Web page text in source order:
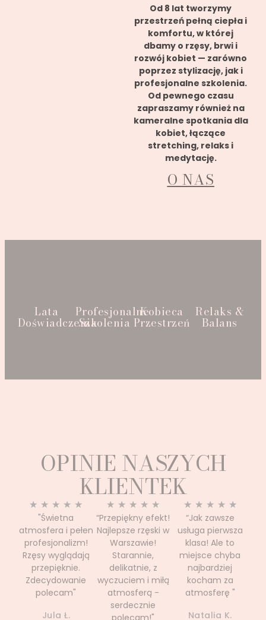
Od 8 lat tworzymy
przestrzeń pełną ciepła i
komfortu, w której
dbamy o rzęsy, brwi i
rozwój kobiet — zarówno
poprzez stylizację, jak i
profesjonalne szkolenia.
Od pewnego czasu
zapraszamy również na
kameralne spotkania dla
kobiet, łączące
stretching, relaks i
medytację.
O NAS
Lata
Doświadczenia
Profesjonalne
Szkolenia
Kobieca
Przestrzeń
Relaks &
Balans
OPINIE NASZYCH
KLIENTEK
★ ★ ★ ★ ★
"Świetna
atmosfera i pełen
profesjonalizm!
Rzęsy wyglądają
przepięknie.
Zdecydowanie
polecam"
Jula Ł.
★ ★ ★ ★ ★
“Przepiękny efekt!
Najlepsze rzęski w
Warszawie!
Starannie,
delikatnie, z
wyczuciem i miłą
atmosferą -
serdecznie
★ ★ ★ ★ ★
“Jak zawsze
usługa pierwsza
klasa! Ale to
miejsce chyba
najbardziej
kocham za
atmosferę "
Natalia K.